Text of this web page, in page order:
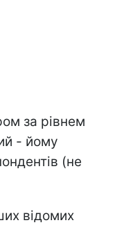
за рівнем
- йому
(не
відомих